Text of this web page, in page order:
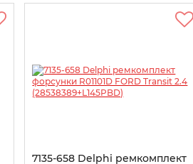
7135-658 Delphi ремкомплект